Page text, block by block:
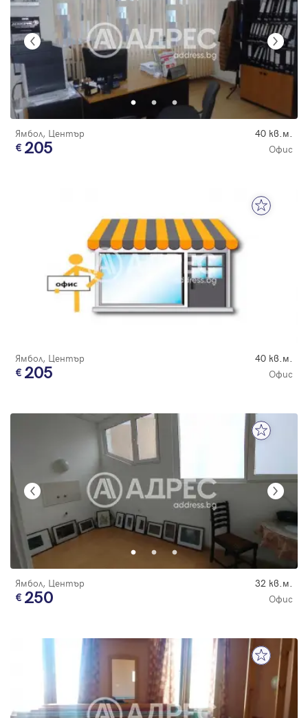
Ямбол, Център 40 кв.м.
205 Офис
Ямбол, Център 40 кв.м.
205 Офис
Ямбол, Център 32 кв.м.
250 Офис